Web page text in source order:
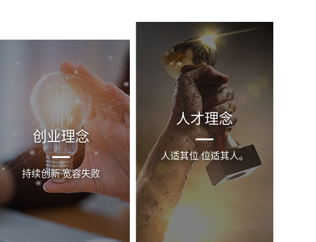
创业理念
持续创新 宽容失败
人才理念
人适其位 位适其人。